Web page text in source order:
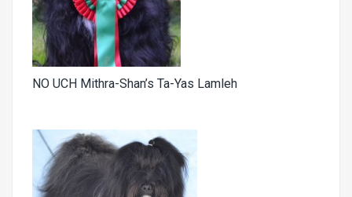
NO UCH Mithra-Shan’s Ta-Yas Lamleh